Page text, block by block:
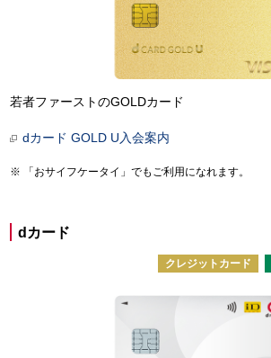
若者ファーストのGOLDカード
dカード GOLD U入会案内
「おサイフケータイ」でもご利用になれます。
dカード
クレジットカード